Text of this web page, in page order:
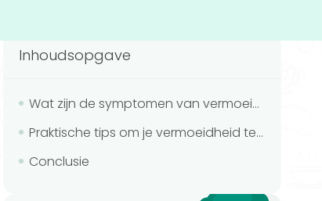
Inhoudsopgave
Wat zijn de symptomen van vermoeidheid?
Praktische tips om je vermoeidheid te verslaan
Conclusie